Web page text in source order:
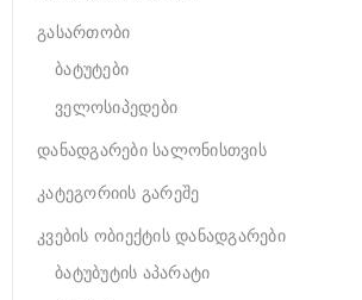
გასართობი
ბატუტები
ველოსიპედები
დანადგარები სალონისთვის
კატეგორიის გარეშე
კვების ობიექტის დანადგარები
ბატუბუტის აპარატი